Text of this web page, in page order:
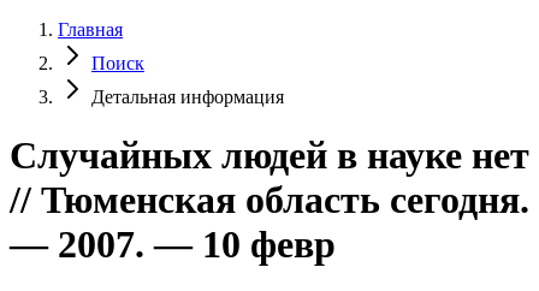
Главная
Поиск
Детальная информация
Случайных людей в науке нет
// Тюменская область сегодня.
— 2007. — 10 февр